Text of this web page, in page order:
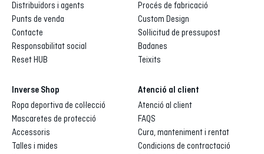
Distribuïdors i agents
Punts de venda
Contacte
Responsabilitat social
Reset HUB
Procés de fabricació
Custom Design
Sol·licitud de pressupost
Badanes
Teixits
Inverse Shop
Ropa deportiva de col·lecció
Mascaretes de protecció
Accessoris
Talles i mides
Atenció al client
Atenció al client
FAQS
Cura, manteniment i rentat
Condicions de contractació